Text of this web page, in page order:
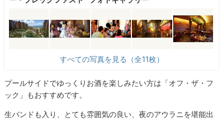
すべての写真を見る（全11枚）
プールサイドでゆっくりお酒を楽しみたい方は「オフ・ザ・フ
ック」もおすすめです。
生バンドも入り、とても雰囲気の良い、夜のアウラニを堪能出